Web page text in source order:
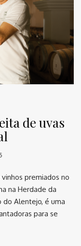
de uvas
premiados no
na Herdade da
do Alentejo, é uma
para se